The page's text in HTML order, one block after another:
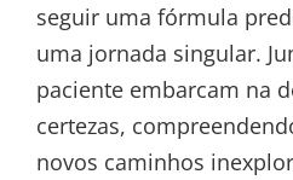
seguir uma fórmula
uma jornada singular.
paciente embarcam na
certezas,
novos caminhos